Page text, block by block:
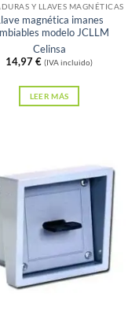
Y LLAVES MAGNÉTICAS
magnética imanes
modelo JCLLM
Celinsa
14,97€ (IVA incluido)
LEER MÁS